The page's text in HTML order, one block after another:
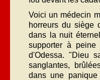
Voici un médecin
horreurs du siège
dans la nuit
supporter à peine
d'Odessa. "Dieu
sanglantes,
dans une panique